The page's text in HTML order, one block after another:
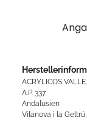
ACRYLICOS
A.P. 337
Andalusien
Vilanova i la